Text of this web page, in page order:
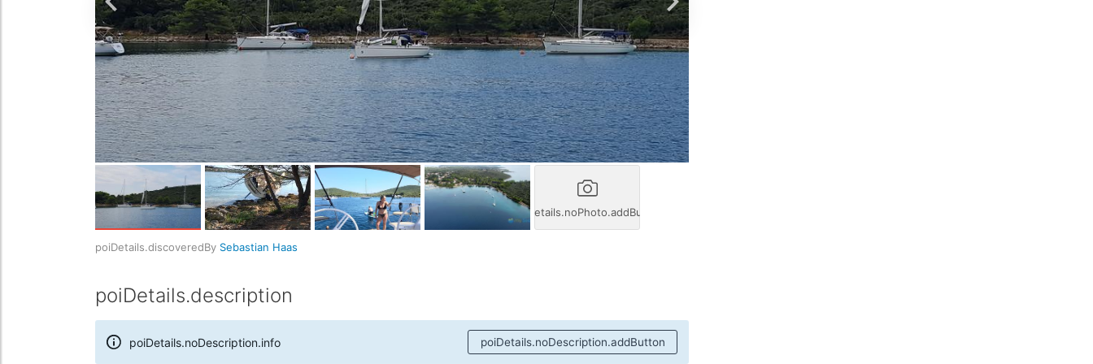
poiDetails.noPhoto.addButton
poiDetails.discoveredBy Sebastian Haas
poiDetails.description
poiDetails.noDescription.info poiDetails.noDescription.addButton